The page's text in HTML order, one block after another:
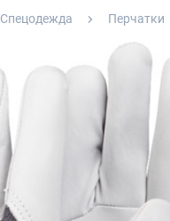
Спецодежда Перчатки